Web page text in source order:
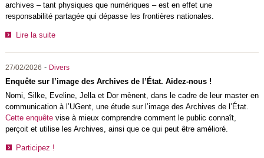
archives – tant physiques que numériques – est en effet une
responsabilité partagée qui dépasse les frontières nationales.
Lire la suite
27/02/2026 - Divers
Enquête sur l’image des Archives de l’État. Aidez-nous !
Nomi, Silke, Eveline, Jella et Dor mènent, dans le cadre de leur master en
communication à l’UGent, une étude sur l’image des Archives de l’État.
Cette enquêtevise à mieux comprendre comment le public connaît,
perçoit et utilise les Archives, ainsi que ce qui peut être amélioré.
Participez !